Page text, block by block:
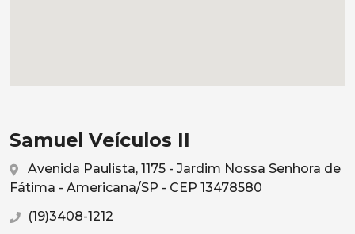
Samuel Veículos II
Avenida Paulista, 1175 - Jardim Nossa Senhora de
Fátima - Americana/SP - CEP 13478580
(19)3408-1212